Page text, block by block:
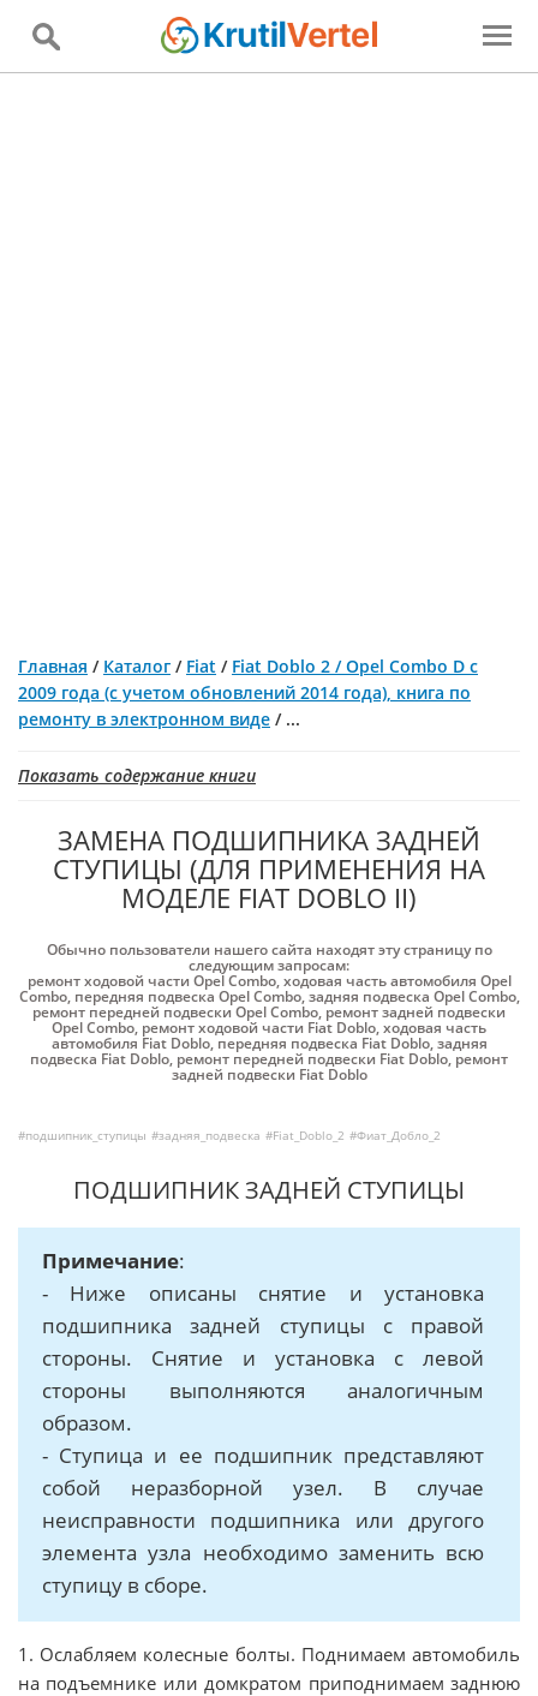
Главная / Каталог / Fiat / Fiat Doblo 2 / Opel Combo D с
2009 года (с учетом обновлений 2014 года), книга по
ремонту в электронном виде / ...
Показать содержание книги
ЗАМЕНА ПОДШИПНИКА ЗАДНЕЙ
СТУПИЦЫ (ДЛЯ ПРИМЕНЕНИЯ НА
МОДЕЛЕ FIAT DOBLO II)
Обычно пользователи нашего сайта находят эту страницу по
следующим запросам:
ремонт ходовой части Opel Combo,ходовая часть автомобиля Opel
Combo, передняя подвеска Opel Combo,задняя подвеска Opel Combo,
ремонт передней подвески Opel Combo, ремонт задней подвески
Opel Combo, ремонт ходовой части Fiat Doblo,ходовая часть
автомобиля Fiat Doblo, передняя подвеска Fiat Doblo,задняя
подвеска Fiat Doblo, ремонт передней подвески Fiat Doblo, ремонт
задней подвески Fiat Doblo
#подшипник_ступицы #задняя_подвеска #Fiat_Doblo_2 #Фиат_Добло_2
ПОДШИПНИК ЗАДНЕЙ СТУПИЦЫ
Примечание:
- Ниже описаны снятие и установка
подшипника задней ступицы с правой
стороны. Снятие и установка с левой
стороны выполняются аналогичным
образом.
- Ступица и ее подшипник представляют
собой неразборной узел. В случае
неисправности подшипника или другого
элемента узла необходимо заменить всю
ступицу в сборе.
1. Ослабляем колесные болты. Поднимаем автомобиль
на подъемнике или домкратом приподнимаем заднюю